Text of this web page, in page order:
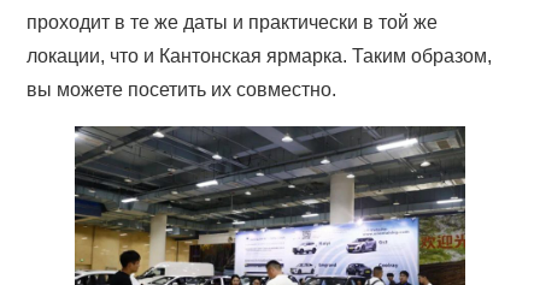
проходит в те же даты и практически в той же
локации, что и Кантонская ярмарка. Таким образом,
вы можете посетить их совместно.